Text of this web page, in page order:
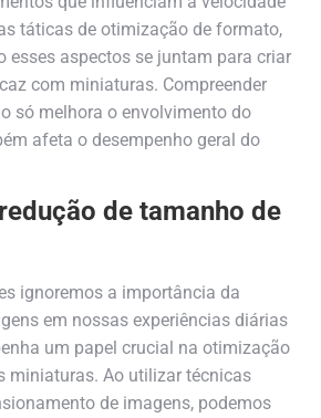
táticas de otimização de formato,
esses aspectos se juntam para criar
com miniaturas. Compreender
só melhora o envolvimento do
afeta o desempenho geral do
de tamanho de
ignoremos a importância da
em nossas experiências diárias
um papel crucial na otimização
miniaturas. Ao utilizar técnicas
de imagens, podemos